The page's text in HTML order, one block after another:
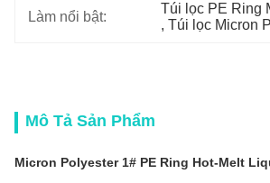
Làm nổi bật:
Túi lọc PE Ring
, Túi lọc Micron
Mô Tả Sản Phẩm
Micron Polyester 1# PE Ring Hot-Melt